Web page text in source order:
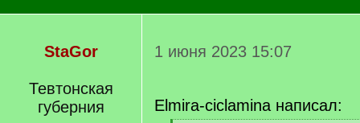
StaGor
Тевтонская
губерния
1 июня 2023 15:07
Elmira-ciclamina написал: